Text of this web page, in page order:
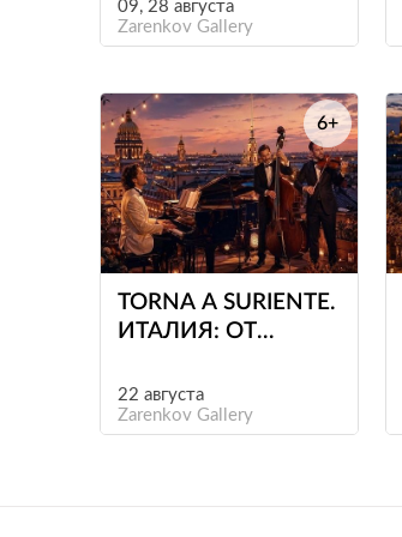
09, 28 августа
Zarenkov Gallery
е
TORNA A SURIENTE.
ИТАЛИЯ: ОТ
ЛОРЕТТИ ДО
АДРИАНО
22 августа
Zarenkov Gallery
6+